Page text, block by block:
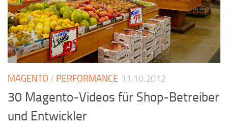
MAGENTO / PERFORMANCE 11.10.2012
30 Magento-Videos für Shop-Betreiber
und Entwickler